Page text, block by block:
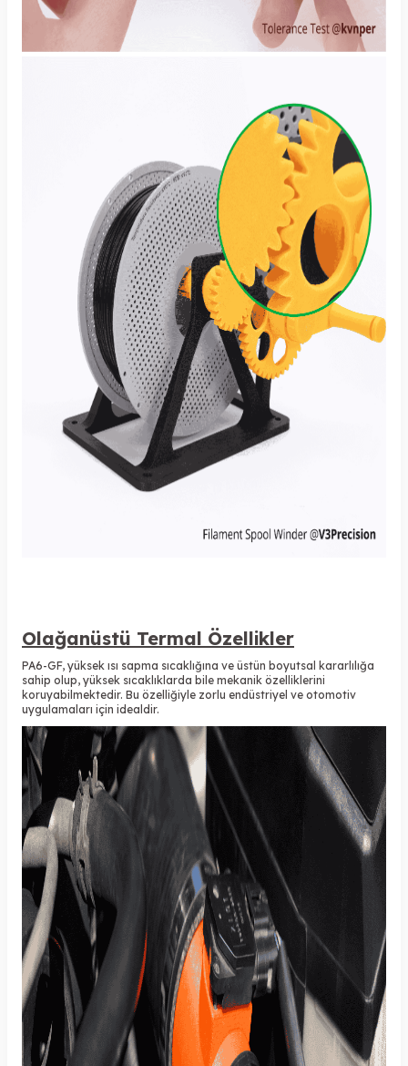
Olağanüstü Termal Özellikler
PA6-GF, yüksek ısı sapma sıcaklığına ve üstün boyutsal kararlılığa
sahip olup, yüksek sıcaklıklarda bile mekanik özelliklerini
koruyabilmektedir. Bu özelliğiyle zorlu endüstriyel ve otomotiv
uygulamaları için idealdir.